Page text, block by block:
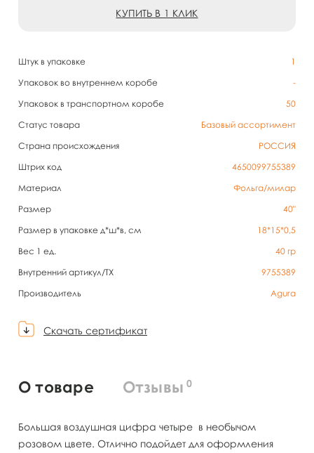
Штук в упаковке
1
Упаковок во внутреннем коробе
-
Упаковок в транспортном коробе
50
Статус товара
Базовый ассортимент
Страна происхождения
РОССИЯ
Штрих код
4650099755389
Материал
Фольга/милар
Размер
40"
Размер в упаковке д*ш*в, см
18*15*0,5
Вес 1 ед.
40 гр
Внутренний артикул/TX
9755389
Производитель
Agura
Скачать сертификат
КУПИТЬ В 1 КЛИК
О товаре Отзывы 0
Большая воздушная цифра четыре в необычом
розовом цвете. Отлично подойдет для оформления